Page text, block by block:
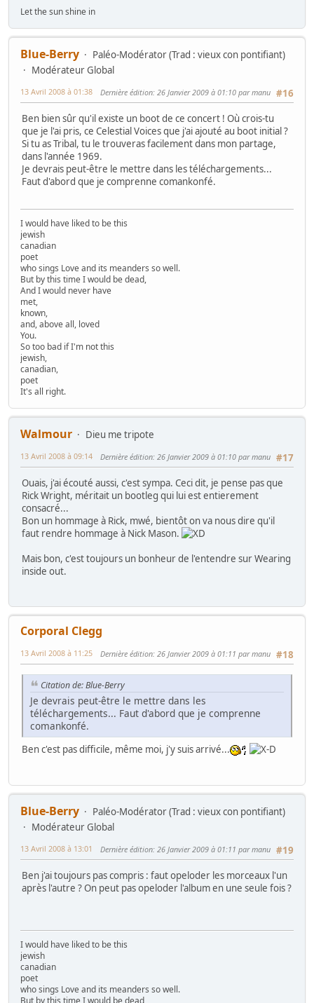
Let the sun shine in
Blue-Berry
Paléo-Modérator (Trad : vieux con pontifiant)
Modérateur Global
#16
13 Avril 2008 à 01:38 Dernière édition: 26 Janvier 2009 à 01:10 par manu
Ben bien sûr qu'il existe un boot de ce concert ! Où crois-tu
que je l'ai pris, ce Celestial Voices que j'ai ajouté au boot initial ?
Si tu as Tribal, tu le trouveras facilement dans mon partage,
dans l'année 1969.
Je devrais peut-être le mettre dans les téléchargements...
Faut d'abord que je comprenne comankonfé.
I would have liked to be this
jewish
canadian
poet
who sings Love and its meanders so well.
But by this time I would be dead,
And I would never have
met,
known,
and, above all, loved
You.
So too bad if I'm not this
jewish,
canadian,
poet
It's all right.
Walmour
Dieu me tripote
#17
13 Avril 2008 à 09:14 Dernière édition: 26 Janvier 2009 à 01:10 par manu
Ouais, j'ai écouté aussi, c'est sympa. Ceci dit, je pense pas que
Rick Wright, méritait un bootleg qui lui est entierement
consacré...
Bon un hommage à Rick, mwé, bientôt on va nous dire qu'il
faut rendre hommage à Nick Mason.
Mais bon, c'est toujours un bonheur de l'entendre sur Wearing
inside out.
Corporal Clegg
#18
13 Avril 2008 à 11:25 Dernière édition: 26 Janvier 2009 à 01:11 par manu
Citation de: Blue-Berry
Je devrais peut-être le mettre dans les
téléchargements... Faut d'abord que je comprenne
comankonfé.
Ben c'est pas difficile, même moi, j'y suis arrivé...
Blue-Berry
Paléo-Modérator (Trad : vieux con pontifiant)
Modérateur Global
#19
13 Avril 2008 à 13:01 Dernière édition: 26 Janvier 2009 à 01:11 par manu
Ben j'ai toujours pas compris : faut opeloder les morceaux l'un
après l'autre ? On peut pas opeloder l'album en une seule fois ?
I would have liked to be this
jewish
canadian
poet
who sings Love and its meanders so well.
But by this time I would be dead,